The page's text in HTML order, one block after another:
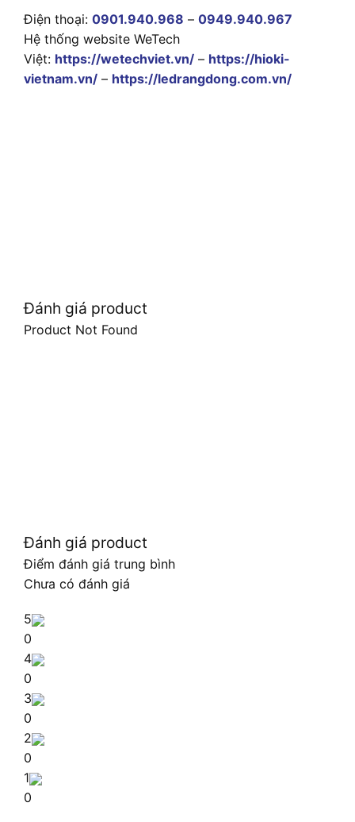
Điện thoại: 0901.940.968 – 0949.940.967
Hệ thống website WeTech
Việt: https://wetechviet.vn/ – https://hioki-
vietnam.vn/ – https://ledrangdong.com.vn/
Đánh giá product
Product Not Found
Đánh giá product
Điểm đánh giá trung bình
Chưa có đánh giá
5
0
4
0
3
0
2
0
1
0